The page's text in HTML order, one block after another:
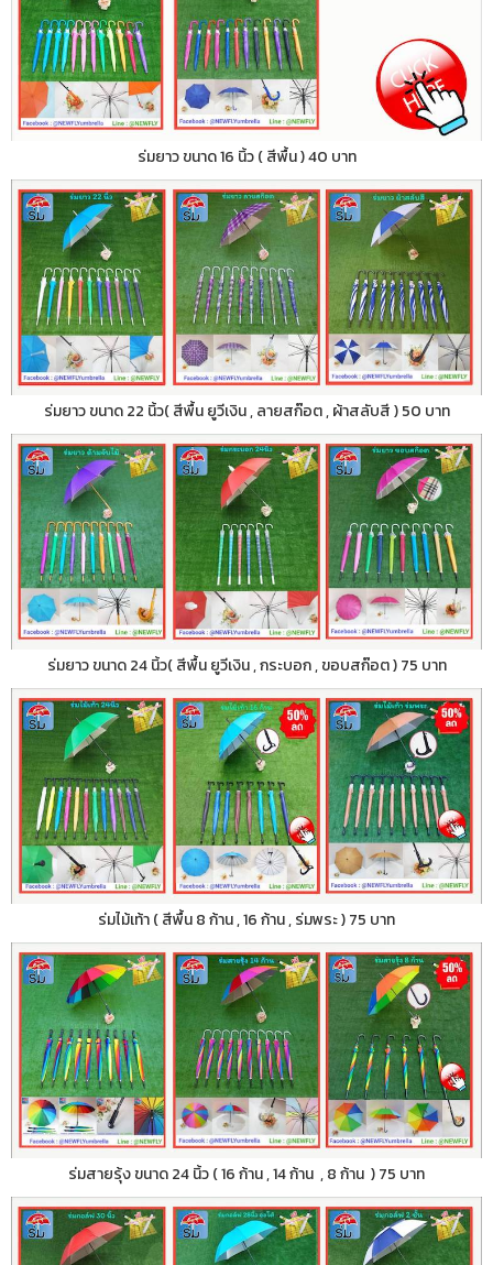
ร่มยาว ขนาด 16 นิ้ว ( สีพื้น ) 40 บาท
ร่มยาว ขนาด 22 นิ้ว( สีพื้น ยูวีเงิน , ลายสก๊อต , ผ้าสลับสี ) 50 บาท
ร่มยาว ขนาด 24 นิ้ว( สีพื้น ยูวีเงิน , กระบอก , ขอบสก๊อต ) 75 บาท
ร่มไม้เท้า ( สีพื้น 8 ก้าน , 16 ก้าน , ร่มพระ ) 75 บาท
ร่มสายรุ้ง ขนาด 24 นิ้ว ( 16 ก้าน , 14 ก้าน , 8 ก้าน ) 75 บาท